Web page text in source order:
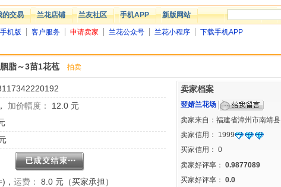
的交易 兰花店铺 兰友社区 手机APP 新版网站
手机版 客户服务 申请卖家 兰花公众号 兰花小程序
下载手机APP
脂～3苗1花苞 拍卖
加价幅度： 12.0 元
) ， 运费：
8.0 元（买家承担）
卖家档案
翌婧兰花场
卖家来自：福建省漳州市南靖县
卖家信用： 1999
买家信用： 0
卖家好评率： 0.9877089
买家好评率： 0.0